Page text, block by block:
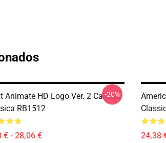
Animate HD Logo Ver. 2 Camisa
RB1512
€ - 28,06 €
-20%
24,38